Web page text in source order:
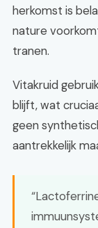
herkomst is
nature
tranen.
Vitakruid
blijft, wat
geen
aantrekkelijk